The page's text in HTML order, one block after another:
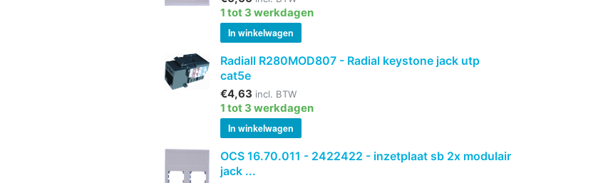
1 tot 3 werkdagen
In winkelwagen
Radiall R280MOD807 - Radial keystone jack utp
cat5e
€4,63 incl. BTW
1 tot 3 werkdagen
In winkelwagen
OCS 16.70.011 - 2422422 - inzetplaat sb 2x modulair
jack ...